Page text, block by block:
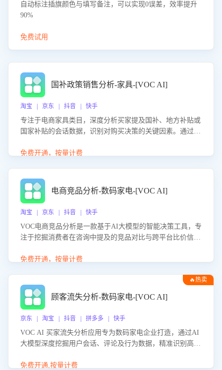
自动标注插旗颜色与填写备注，可以实现0误差，效率提升
90%
免费试用
国补政策销售分析-家具-[VOC AI]
淘宝 | 京东 | 抖音 | 快手
专注于电商家具类目，深度分析买家提及国补、地方补贴或
国家补贴的会话数据，识别对购买决策的关键因素。通过AI
化策略，助力商家利用国补政策提升GMV。
免费开通，按量计费
电商竞品分析-数码家电-[VOC AI]
淘宝 | 京东 | 抖音 | 快手
VOC电商竞品分析是一款基于AI大模型的智能决策工具，专
注于挖掘消费者在咨询中提及的竞品对比与跨平台比价信
商品信息，进行多维度交叉对比，并分析消费者的比价行
企业优化营销话术、突出产品与服务优势，有效提升咨询转
化率，避免陷入单纯价格竞争，实现精准扬长避短。
免费开通，按量计费
🔥热卖
顾客流失分析-数码家电-[VOC AI]
京东 | 淘宝 | 抖音 | 拼多多 | 快手
VOC AI 买家流失分析应用专为数码家电企业打造，通过AI
大模型深度挖掘用户会话、评论及行为数据，精准识别高流
应延迟、竞品价格冲击等。系统自动输出可落地的挽回策
免费开通,按量计费